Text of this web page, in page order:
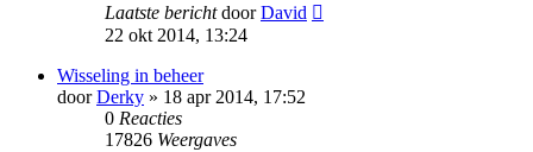
Laatste berichtdoorDavid
22 okt 2014, 13:24
Wisseling in beheer
doorDerky » 18 apr 2014, 17:52
0 Reacties
17826 Weergaves